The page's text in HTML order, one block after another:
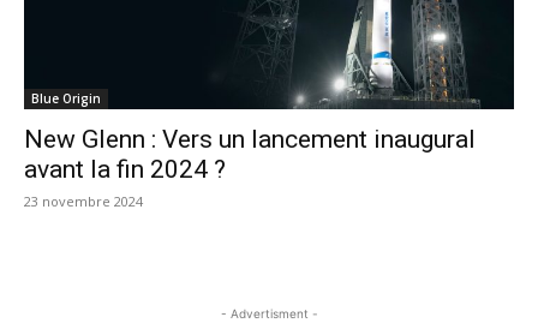
Blue Origin
New Glenn : Vers un lancement inaugural
avant la fin 2024 ?
23 novembre 2024
- Advertisment -